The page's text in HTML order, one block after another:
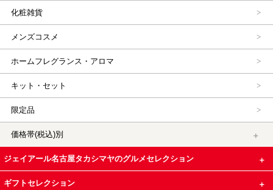
化粧雑貨
メンズコスメ
ホームフレグランス・アロマ
キット・セット
限定品
価格帯(税込)別
ジェイアール名古屋タカシマヤのグルメセレクション
ギフトセレクション